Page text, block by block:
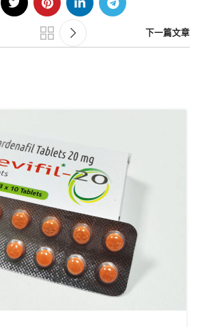
下一篇文章